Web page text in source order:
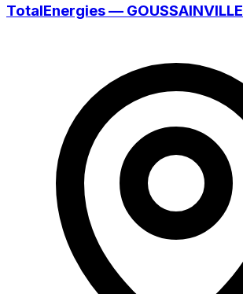
TotalEnergies — GOUSSAINVILLE